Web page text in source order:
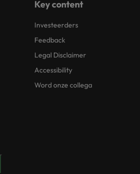
Key content
Investeerders
Feedback
Legal Disclaimer
Accessibility
Word onze collega